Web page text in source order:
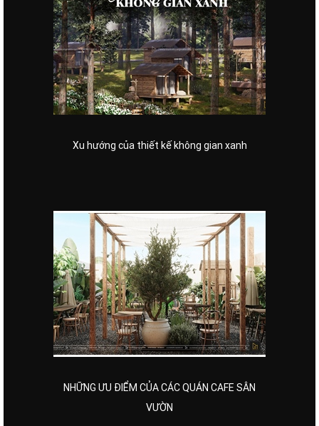
Xu hướng của thiết kế không gian xanh
NHỮNG ƯU ĐIỂM CỦA CÁC QUÁN CAFE SÂN
VƯỜN